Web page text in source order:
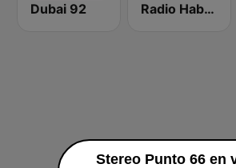
Dubai 92 Radio Habana Cuba
Stereo Punto 66 en